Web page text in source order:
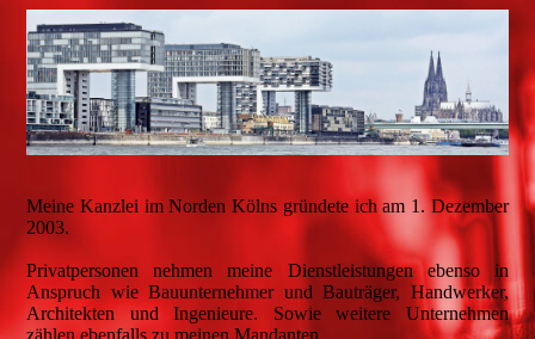
Meine Kanzlei im Norden Kölns gründete ich am 1. Dezember
2003.
Privatpersonen nehmen meine Dienstleistungen ebenso in
Anspruch wie Bauunternehmer und Bauträger, Handwerker,
Architekten und Ingenieure. Sowie weitere Unternehmen
zählen ebenfalls zu meinen Mandanten.